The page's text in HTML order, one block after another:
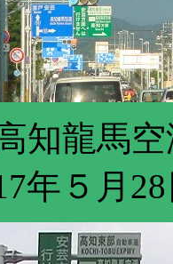
知龍馬
年５月